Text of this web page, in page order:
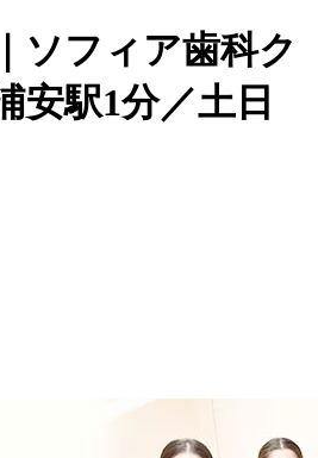
ソフィア歯科ク
安駅1分／土日